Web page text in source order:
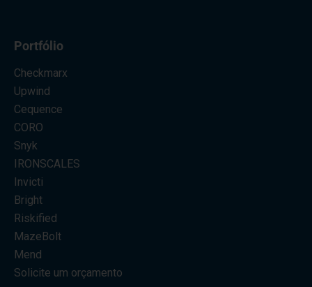
Portfólio
Checkmarx
Upwind
Cequence
CORO
Snyk
IRONSCALES
Invicti
Bright
Riskified
MazeBolt
Mend
Solicite um orçamento